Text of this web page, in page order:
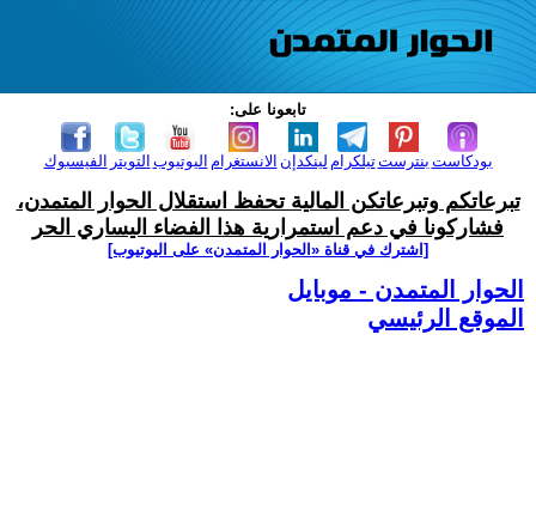
تابعونا على:
الفيسبوك التويتر اليوتيوب الانستغرام لينكدإن تيلكرامبنترست بودكاست
تبرعاتكم وتبرعاتكن المالية تحفظ استقلال الحوار المتمدن،
فشاركونا في دعم استمرارية هذا الفضاء اليساري الحر
[اشترك في قناة ‫«الحوار المتمدن» على اليوتيوب]
الحوار المتمدن - موبايل
الموقع الرئيسي